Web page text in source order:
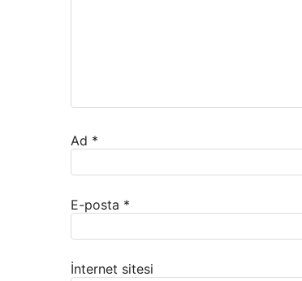
Ad *
E-posta *
İnternet sitesi